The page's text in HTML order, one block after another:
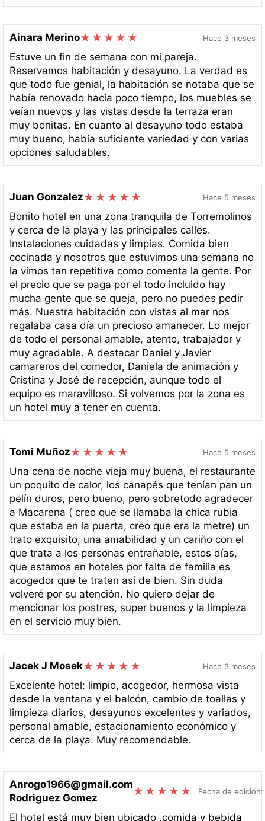
Ainara Merino Hace 3 meses
Estuve un fin de semana con mi pareja.
Reservamos habitación y desayuno. La verdad es
que todo fue genial, la habitación se notaba que se
había renovado hacía poco tiempo, los muebles se
veían nuevos y las vistas desde la terraza eran
muy bonitas. En cuanto al desayuno todo estaba
muy bueno, había suficiente variedad y con varias
opciones saludables.
Juan Gonzalez Hace 5 meses
Bonito hotel en una zona tranquila de Torremolinos
y cerca de la playa y las principales calles.
Instalaciones cuidadas y limpias. Comida bien
cocinada y nosotros que estuvimos una semana no
la vimos tan repetitiva como comenta la gente. Por
el precio que se paga por el todo incluido hay
mucha gente que se queja, pero no puedes pedir
más. Nuestra habitación con vistas al mar nos
regalaba casa día un precioso amanecer. Lo mejor
de todo el personal amable, atento, trabajador y
muy agradable. A destacar Daniel y Javier
camareros del comedor, Daniela de animación y
Cristina y José de recepción, aunque todo el
equipo es maravilloso. Si volvemos por la zona es
un hotel muy a tener en cuenta.
Tomi Muñoz Hace 5 meses
Una cena de noche vieja muy buena, el restaurante
un poquito de calor, los canapés que tenían pan un
pelín duros, pero bueno, pero sobretodo agradecer
a Macarena ( creo que se llamaba la chica rubia
que estaba en la puerta, creo que era la metre) un
trato exquisito, una amabilidad y un cariño con el
que trata a los personas entrañable, estos días,
que estamos en hoteles por falta de familia es
acogedor que te traten así de bien. Sin duda
volveré por su atención. No quiero dejar de
mencionar los postres, super buenos y la limpieza
en el servicio muy bien.
Jacek J Mosek Hace 3 meses
Excelente hotel: limpio, acogedor, hermosa vista
desde la ventana y el balcón, cambio de toallas y
limpieza diarios, desayunos excelentes y variados,
personal amable, estacionamiento económico y
cerca de la playa. Muy recomendable.
Anrogo1966@gmail.com
Rodriguez Gomez
Fecha de
El hotel está muy bien ubicado ,comida y bebida